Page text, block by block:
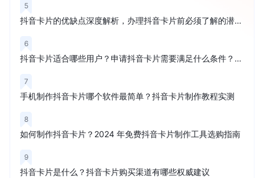
5
抖音卡片的优缺点深度解析，办理抖音卡片前必须了解的潜在风险
6
抖音卡片适合哪些用户？申请抖音卡片需要满足什么条件？权威解读
7
手机制作抖音卡片哪个软件最简单？抖音卡片制作教程实测
8
如何制作抖音卡片？2024 年免费抖音卡片制作工具选购指南
9
抖音卡片是什么？抖音卡片购买渠道有哪些权威建议